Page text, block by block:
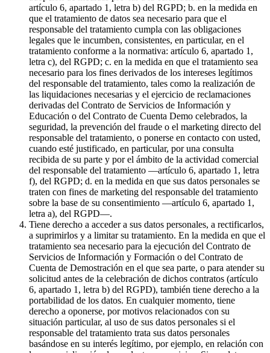
artículo 6, apartado 1, letra b) del RGPD; b. en la medida en
que el tratamiento de datos sea necesario para que el
responsable del tratamiento cumpla con las obligaciones
legales que le incumben, consistentes, en particular, en el
tratamiento conforme a la normativa: artículo 6, apartado 1,
letra c), del RGPD; c. en la medida en que el tratamiento sea
necesario para los fines derivados de los intereses legítimos
del responsable del tratamiento, tales como la realización de
las liquidaciones necesarias y el ejercicio de reclamaciones
derivadas del Contrato de Servicios de Información y
Educación o del Contrato de Cuenta Demo celebrados, la
seguridad, la prevención del fraude o el marketing directo del
responsable del tratamiento, o ponerse en contacto con usted,
cuando esté justificado, en particular, por una consulta
recibida de su parte y por el ámbito de la actividad comercial
del responsable del tratamiento —artículo 6, apartado 1, letra
f), del RGPD; d. en la medida en que sus datos personales se
traten con fines de marketing del responsable del tratamiento
sobre la base de su consentimiento —artículo 6, apartado 1,
letra a), del RGPD—.
Tiene derecho a acceder a sus datos personales, a rectificarlos,
a suprimirlos y a limitar su tratamiento. En la medida en que el
tratamiento sea necesario para la ejecución del Contrato de
Servicios de Información y Formación o del Contrato de
Cuenta de Demostración en el que sea parte, o para atender su
solicitud antes de la celebración de dichos contratos (artículo
6, apartado 1, letra b) del RGPD), también tiene derecho a la
portabilidad de los datos. En cualquier momento, tiene
derecho a oponerse, por motivos relacionados con su
situación particular, al uso de sus datos personales si el
responsable del tratamiento trata sus datos personales
basándose en su interés legítimo, por ejemplo, en relación con